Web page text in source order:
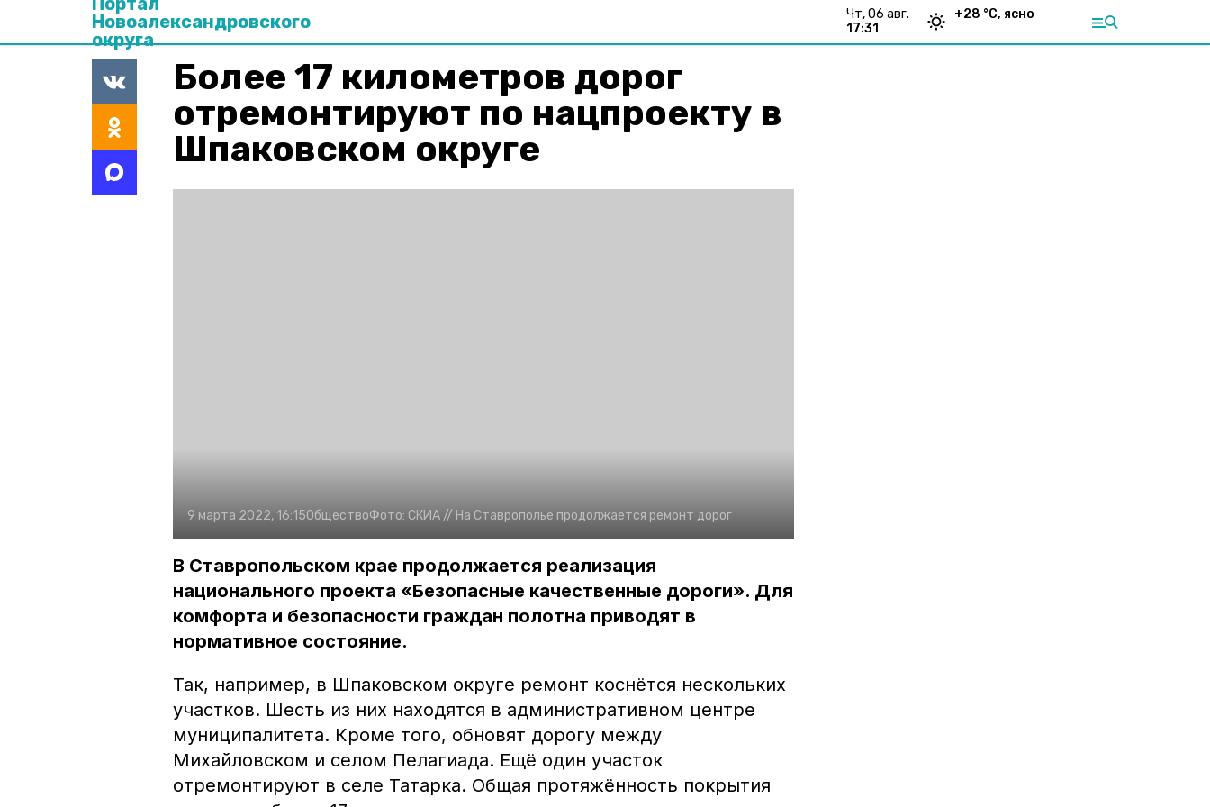
Новоалександровского
округа
чт, 06 авг.
17:31
+28 °С, ясно
Более 17 километров дорог
отремонтируют по нацпроекту в
Шпаковском округе
9 марта 2022, 16:15ОбществоФото: СКИА // На Ставрополье продолжается ремонт дорог
В Ставропольском крае продолжается реализация
национального проекта «Безопасные качественные дороги». Для
комфорта и безопасности граждан полотна приводят в
нормативное состояние.
Так, например, в Шпаковском округе ремонт коснётся нескольких
участков. Шесть из них находятся в административном центре
муниципалитета. Кроме того, обновят дорогу между
Михайловском и селом Пелагиада. Ещё один участок
отремонтируют в селе Татарка. Общая протяжённость покрытия